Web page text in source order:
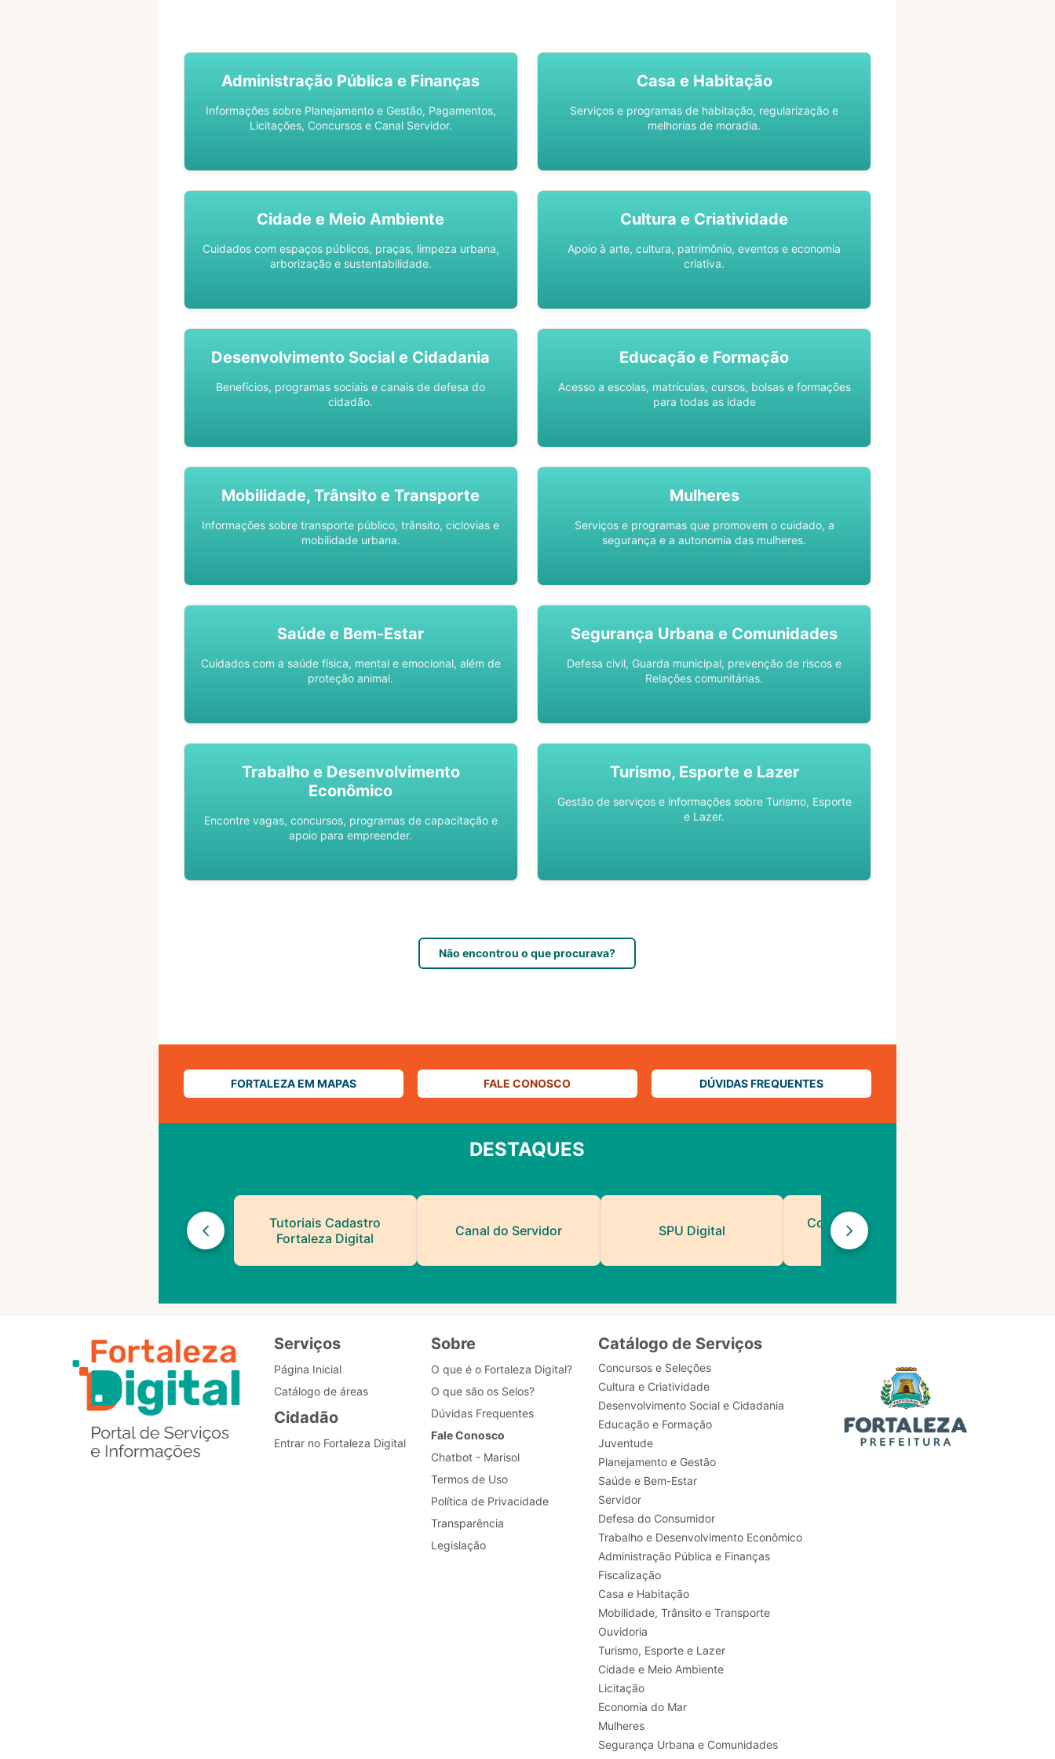
Administração Pública e Finanças
Informações sobre Planejamento e Gestão, Pagamentos,
Licitações, Concursos e Canal Servidor.
Casa e Habitação
Serviços e programas de habitação, regularização e
melhorias de moradia.
Cidade e Meio Ambiente
Cuidados com espaços públicos, praças, limpeza urbana,
arborização e sustentabilidade.
Cultura e Criatividade
Apoio à arte, cultura, patrimônio, eventos e economia
criativa.
Desenvolvimento Social e Cidadania
Benefícios, programas sociais e canais de defesa do
cidadão.
Educação e Formação
Acesso a escolas, matrículas, cursos, bolsas e formações
para todas as idade
Mobilidade, Trânsito e Transporte
Informações sobre transporte público, trânsito, ciclovias e
mobilidade urbana.
Mulheres
Serviços e programas que promovem o cuidado, a
segurança e a autonomia das mulheres.
Saúde e Bem-Estar
Cuidados com a saúde física, mental e emocional, além de
proteção animal.
Segurança Urbana e Comunidades
Defesa civil, Guarda municipal, prevenção de riscos e
Relações comunitárias.
Trabalho e Desenvolvimento
Econômico
Encontre vagas, concursos, programas de capacitação e
apoio para empreender.
Turismo, Esporte e Lazer
Gestão de serviços e informações sobre Turismo, Esporte
e Lazer.
Não encontrou o que procurava?
FORTALEZA EM MAPAS FALE CONOSCO DÚVIDAS FREQUENTES
DESTAQUES
Tutoriais Cadastro
Fortaleza Digital
Canal do Servidor SPU Digital
Contatos de Protocolo
da PMF
Serviços
Página Inicial
Catálogo de áreas
Cidadão
Entrar no Fortaleza Digital
Sobre
O que é o Fortaleza Digital?
O que são os Selos?
Dúvidas Frequentes
Fale Conosco
Chatbot - Marisol
Termos de Uso
Política de Privacidade
Transparência
Legislação
Catálogo de Serviços
Concursos e Seleções
Cultura e Criatividade
Desenvolvimento Social e Cidadania
Educação e Formação
Juventude
Planejamento e Gestão
Saúde e Bem-Estar
Servidor
Defesa do Consumidor
Trabalho e Desenvolvimento Econômico
Administração Pública e Finanças
Fiscalização
Casa e Habitação
Mobilidade, Trânsito e Transporte
Ouvidoria
Turismo, Esporte e Lazer
Cidade e Meio Ambiente
Licitação
Economia do Mar
Mulheres
Segurança Urbana e Comunidades